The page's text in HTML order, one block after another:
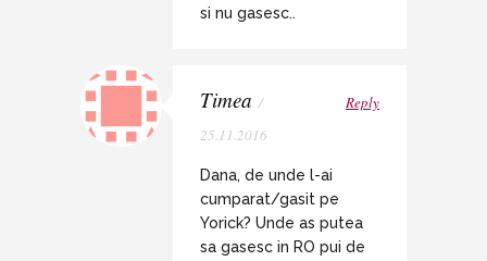
si nu gasesc..
Timea /
25.11.2016
Reply
Dana, de unde l-ai
cumparat/gasit pe
Yorick? Unde as putea
sa gasesc in RO pui de